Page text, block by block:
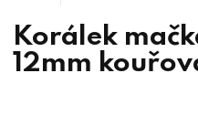
Korálek
12mm